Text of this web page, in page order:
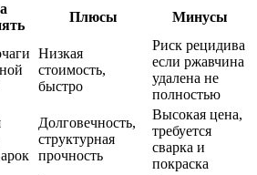
Плюсы Минусы
Низкая
стоимость,
быстро
Риск рецидива
если ржавчина
удалена не
полностью
Долговечность,
структурная
прочность
Высокая цена,
требуется
сварка и
покраска